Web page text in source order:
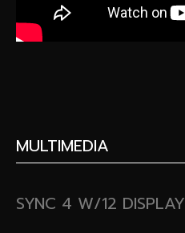
MULTIMEDIA
SYNC 4 W/12 DISPLAY